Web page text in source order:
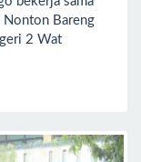
Nonton Bareng
2 Wat